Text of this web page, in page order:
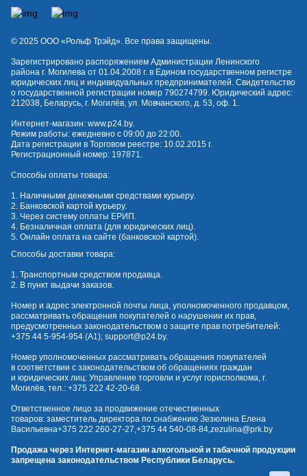
© 2025 OOO «Рольф Трэйд». Все права защищены.
Зарегистрировано распоряжением Администрации Ленинского
района г. Могилева от 01.04.2008 г. в Едином государственном регистре
юридических лиц и индивидуальных предпринимателей. Свидетельство
о государственной регистрации номер 790274799. Юридический адрес:
212038, Беларусь, г. Могилёв, ул. Мовчанского, д. 53, оф. 1.
Интернет-магазин: www.p24.by.
Режим работы: ежедневно с 09:00 до 22:00.
Дата регистрации в Торговом реестре: 10.02.2015 г.
Регистрационный номер: 197871.
Способы оплаты товара:
1. Наличными денежными средствами курьеру.
2. Банковской картой курьеру.
3. Через систему оплаты ЕРИП.
4. Безналичная оплата (для юридических лиц).
5. Онлайн оплата на сайте (банковской картой).
Способы доставки товара:
1. Транспортным средством продавца.
2. В пункт выдачи заказов.
Номер и адрес электронной почты лица, уполномоченного продавцом,
рассматривать обращения покупателей о нарушении их прав,
предусмотренных законодательством о защите прав потребителей:
+375 44 5-954-954 (А1); support@p24.by.
Номер уполномоченных рассматривать обращения покупателей
в соответствии с законодательством об обращениях граждан
и юридических лиц: Управление торговли и услуг горисполкома, г.
Могилёв, тел.: +375 222 42-20-68.
Ответственное лицо за продвижение отечественных
товаров: заместитель директора по снабжению Зезюлина Елена
Васильевна+375 222 260-27-27,+375 44 540-08-84,zezulina@prk.by
Продажа через Интернет-магазин алкогольной и табачной продукции
запрещена законодательством Республики Беларусь.